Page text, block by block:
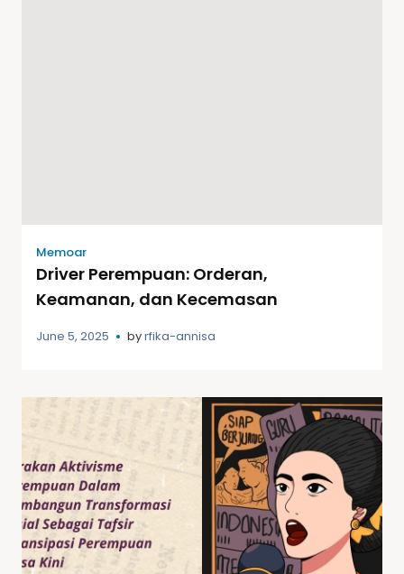
Memoar
Driver Perempuan: Orderan,
Keamanan, dan Kecemasan
June 5, 2025 byrfika-annisa